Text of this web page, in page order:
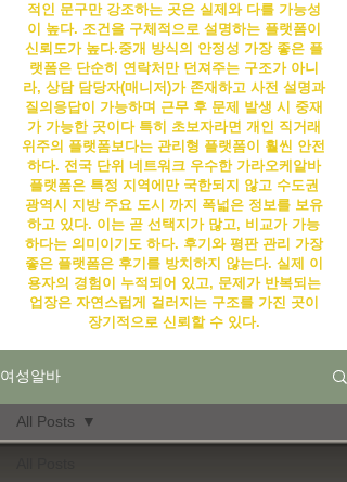
적인 문구만 강조하는 곳은 실제와 다를 가능성
이 높다. 조건을 구체적으로 설명하는 플랫폼이
신뢰도가 높다.중개 방식의 안정성 가장 좋은 플
랫폼은 단순히 연락처만 던져주는 구조가 아니
라, 상담 담당자(매니저)가 존재하고 사전 설명과
질의응답이 가능하며 근무 후 문제 발생 시 중재
가 가능한 곳이다 특히 초보자라면 개인 직거래
위주의 플랫폼보다는 관리형 플랫폼이 훨씬 안전
하다. 전국 단위 네트워크 우수한 가라오케알바
플랫폼은 특정 지역에만 국한되지 않고 수도권
광역시 지방 주요 도시 까지 폭넓은 정보를 보유
하고 있다. 이는 곧 선택지가 많고, 비교가 가능
하다는 의미이기도 하다. 후기와 평판 관리 가장
좋은 플랫폼은 후기를 방치하지 않는다. 실제 이
용자의 경험이 누적되어 있고, 문제가 반복되는
업장은 자연스럽게 걸러지는 구조를 가진 곳이
장기적으로 신뢰할 수 있다.
여성알바
All Posts